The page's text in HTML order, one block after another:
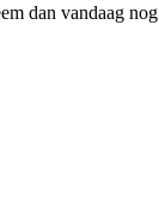
dan vandaag